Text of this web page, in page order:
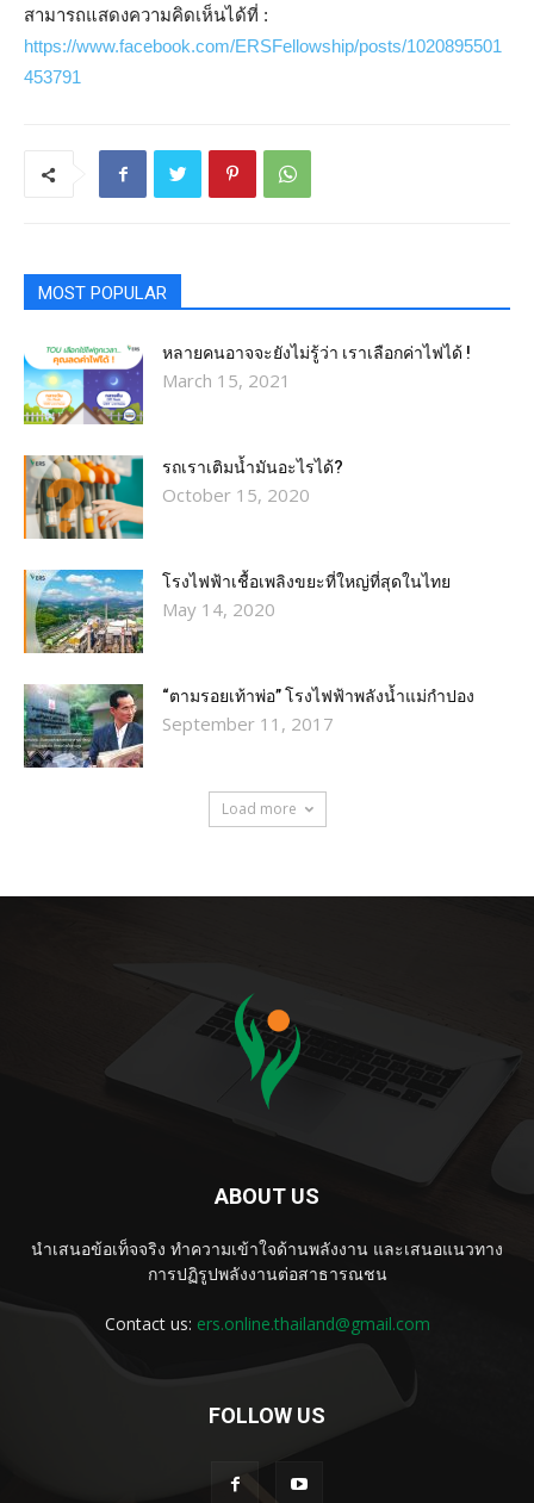
สามารถแสดงความคิดเห็นได้ที่ :
https://www.facebook.com/ERSFellowship/posts/1020895501
453791
MOST POPULAR
หลายคนอาจจะยังไม่รู้ว่า เราเลือกค่าไฟได้ !
March 15, 2021
รถเราเติมน้ำมันอะไรได้?​
October 15, 2020
โรงไฟฟ้าเชื้อเพลิงขยะที่ใหญ่ที่สุดในไทย
May 14, 2020
“ตามรอยเท้าพ่อ” โรงไฟฟ้าพลังน้ำแม่กำปอง
September 11, 2017
Load more
ABOUT US
นำเสนอข้อเท็จจริง ทำความเข้าใจด้านพลังงาน และเสนอแนวทาง
การปฏิรูปพลังงานต่อสาธารณชน
Contact us: ers.online.thailand@gmail.com
FOLLOW US